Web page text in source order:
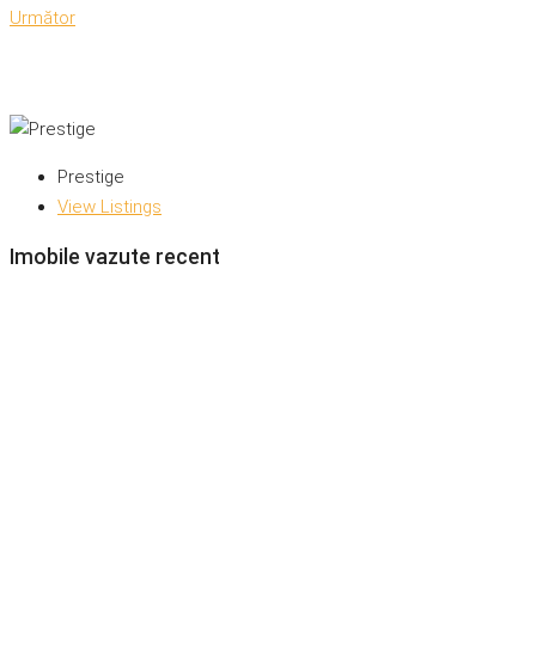
Următor
Prestige
View Listings
Imobile vazute recent